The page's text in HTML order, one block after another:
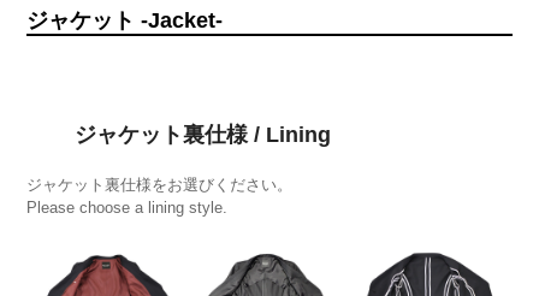
ジャケット -Jacket-
ジャケット裏仕様 / Lining
ジャケット裏仕様をお選びください。
Please choose a lining style.